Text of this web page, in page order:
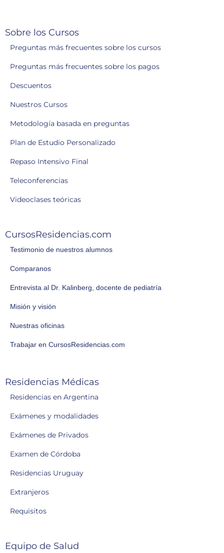
Sobre los Cursos
Preguntas más frecuentes sobre los cursos
Preguntas más frecuentes sobre los pagos
Descuentos
Nuestros Cursos
Metodología basada en preguntas
Plan de Estudio Personalizado
Repaso Intensivo Final
Teleconferencias
Videoclases teóricas
CursosResidencias.com
Testimonio de nuestros alumnos
Comparanos
Entrevista al Dr. Kalinberg, docente de pediatría
Misión y visión
Nuestras oficinas
Trabajar en CursosResidencias.com
Residencias Médicas
Residencias en Argentina
Exámenes y modalidades
Exámenes de Privados
Examen de Córdoba
Residencias Uruguay
Extranjeros
Requisitos
Equipo de Salud